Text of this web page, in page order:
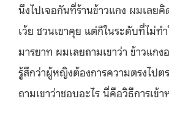
นึงไปเจอกันที่ร้านข้าวแกง ผมเลย
เว้ย ชวนเขาคุย แต่ก็ในระดับที่ไม่ทำ
มารยาท ผมเลยถามเขาว่า ข้าวแก
รู้สึกว่าผู้หญิงต้องการความตรงไปต
ถามเขาว่าชอบอะไร นี่คือวิธีการเข้